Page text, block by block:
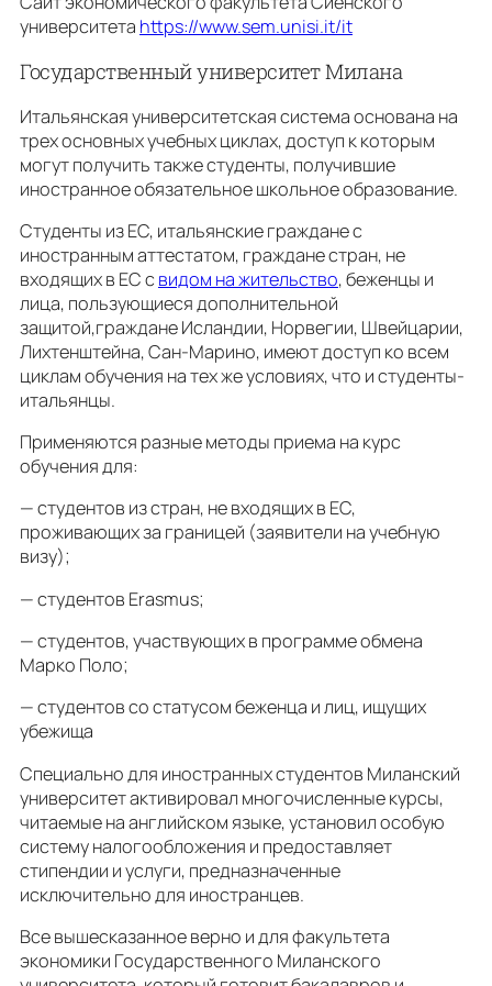
университета https://www.sem.unisi.it/it
Государственный университет Милана
Итальянская университетская система основана на
трех основных учебных циклах, доступ к которым
могут получить также студенты, получившие
иностранное обязательное школьное образование.
Студенты из ЕС, итальянские граждане с
иностранным аттестатом, граждане стран, не
входящих в ЕС с видом на жительство, беженцы и
лица, пользующиеся дополнительной
защитой,граждане Исландии, Норвегии, Швейцарии,
Лихтенштейна, Сан-Марино, имеют доступ ко всем
циклам обучения на тех же условиях, что и студенты-
итальянцы.
Применяются разные методы приема на курс
обучения для:
— студентов из стран, не входящих в ЕС,
проживающих за границей (заявители на учебную
визу);
— студентов Erasmus;
— студентов, участвующих в программе обмена
Марко Поло;
— студентов со статусом беженца и лиц, ищущих
убежища
Специально для иностранных студентов Миланский
университет активировал многочисленные курсы,
читаемые на английском языке, установил особую
систему налогообложения и предоставляет
стипендии и услуги, предназначенные
исключительно для иностранцев.
Все вышесказанное верно и для факультета
экономики Государственного Миланского